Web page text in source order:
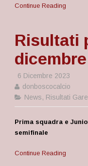
Continue Reading
Risultati
dicembre
6 Dicembre 2023
donboscocalcio
News, Risultati Gare
Prima squadra e
semifinale
Continue Reading